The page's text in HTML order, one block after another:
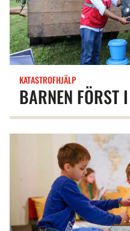
BARNEN FÖRST
KATASTROFHJÄLP